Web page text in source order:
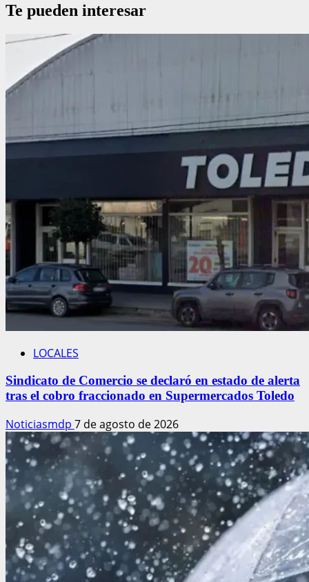
Te pueden interesar
LOCALES
Sindicato de Comercio se declaró en estado de alerta
tras el cobro fraccionado en Supermercados Toledo
Noticiasmdp 7 de agosto de 2026